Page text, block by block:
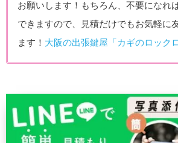
お願いします！もちろん、不要になれ
できますので、見積だけでもお気軽に
ます！ 大阪の出張鍵屋「カギのロック